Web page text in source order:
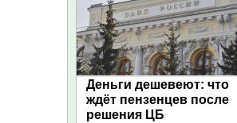
Деньги дешевеют: что
ждёт пензенцев после
решения ЦБ